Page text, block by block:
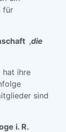
für
‚die
hat ihre
sind
i. R.